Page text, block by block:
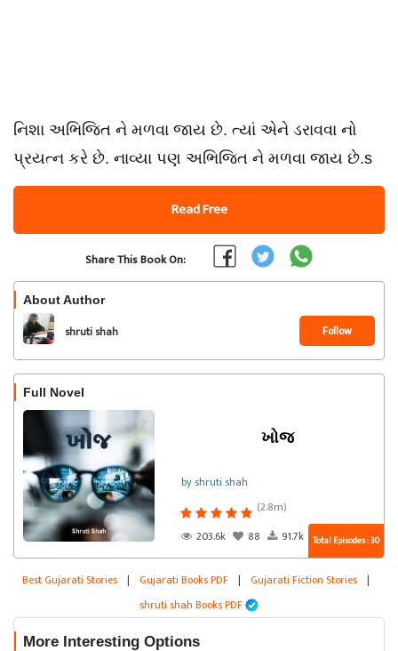
નિશા અભિજિત ને મળવા જાય છે. ત્યાં એને ડરાવવા નો
પ્રયત્ન કરે છે. નાવ્યા પણ અભિજિત ને મળવા જાય છે.s
Read Free
Share This Book On:
About Author
shruti shah Follow
Full Novel
ખોજ
by shruti shah
(2.8m)
203.6k
88 91.7k Total Episodes : 30
Best Gujarati Stories | Gujarati Books PDF | Gujarati Fiction Stories |
shruti shah Books PDF
More Interesting Options